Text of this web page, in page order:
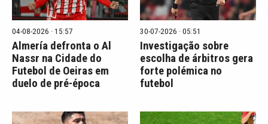
04-08-2026 · 15:57
Almería defronta o Al
Nassr na Cidade do
Futebol de Oeiras em
duelo de pré-época
30-07-2026 · 05:51
Investigação sobre
escolha de árbitros gera
forte polémica no
futebol